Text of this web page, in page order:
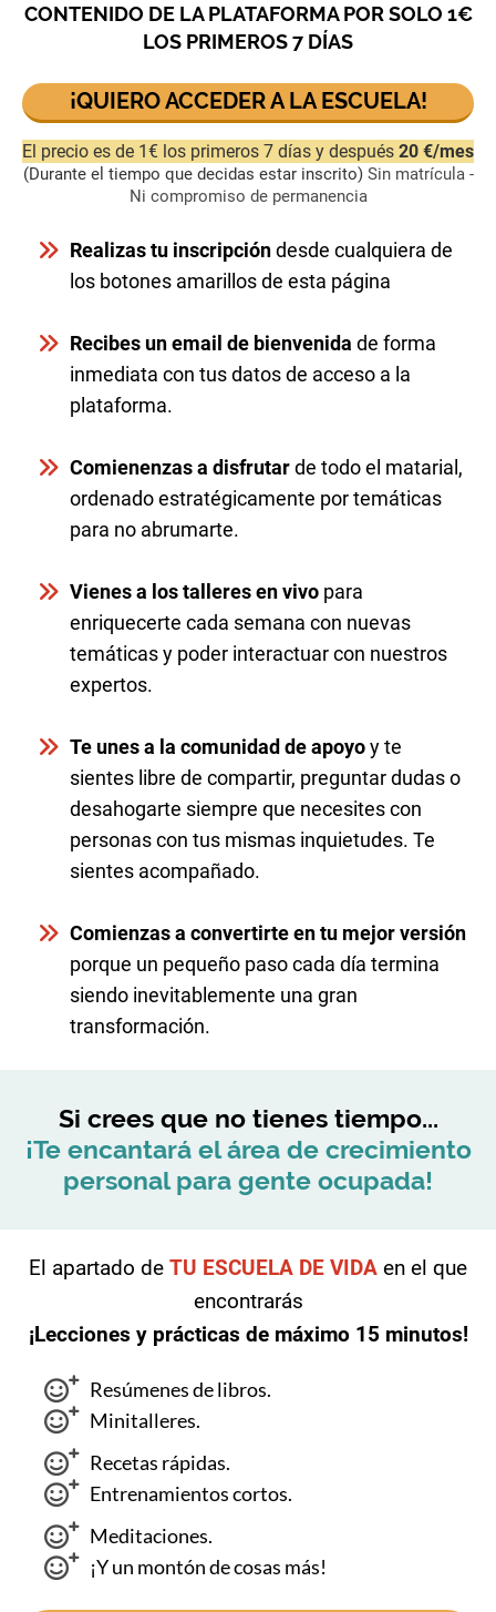
CONTENIDO DE LA PLATAFORMA POR SOLO 1€
LOS PRIMEROS 7 DÍAS
¡QUIERO ACCEDER A LA ESCUELA!
El precio es de 1€ los primeros 7 días y después 20 €/mes
(Durante el tiempo que decidas estar inscrito) Sin matrícula -
Ni compromiso de permanencia
Realizas tu inscripcióndesde cualquiera de
los botones amarillos de esta página
Recibes un email de bienvenida de forma
inmediata con tus datos de acceso a la
plataforma.
Comienenzas a disfrutarde todo el matarial,
ordenado estratégicamente por temáticas
para no abrumarte.
Vienes a los talleres en vivo para
enriquecerte cada semana con nuevas
temáticas y poder interactuar con nuestros
expertos.
Te unes a la comunidad de apoyoy te
sientes libre de compartir, preguntar dudas o
desahogarte siempre que necesites con
personas con tus mismas inquietudes. Te
sientes acompañado.
Comienzas a convertirte en tu mejor versión
porque un pequeño paso cada día termina
siendo inevitablemente una gran
transformación.
Si crees que no tienes tiempo...
¡Te encantará el área de crecimiento
personal para gente ocupada!
El apartado de TU ESCUELA DE VIDA en el que
encontrarás
¡Lecciones y prácticas de máximo 15 minutos!
Resúmenes de libros.
Minitalleres.
Recetas rápidas.
Entrenamientos cortos.
Meditaciones.
¡Y un montón de cosas más!